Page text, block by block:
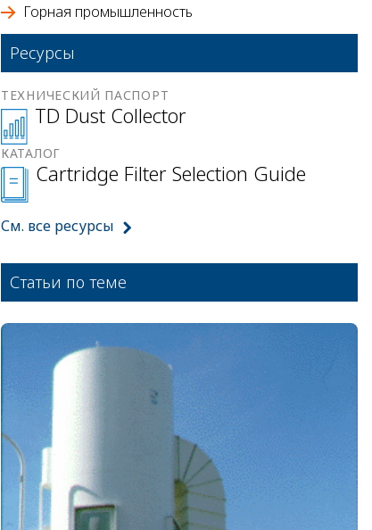
Горная промышленность
Ресурсы
ТЕХНИЧЕСКИЙ ПАСПОРТ
TD Dust Collector
КАТАЛОГ
Cartridge Filter Selection Guide
См. все ресурсы
Статьи по теме